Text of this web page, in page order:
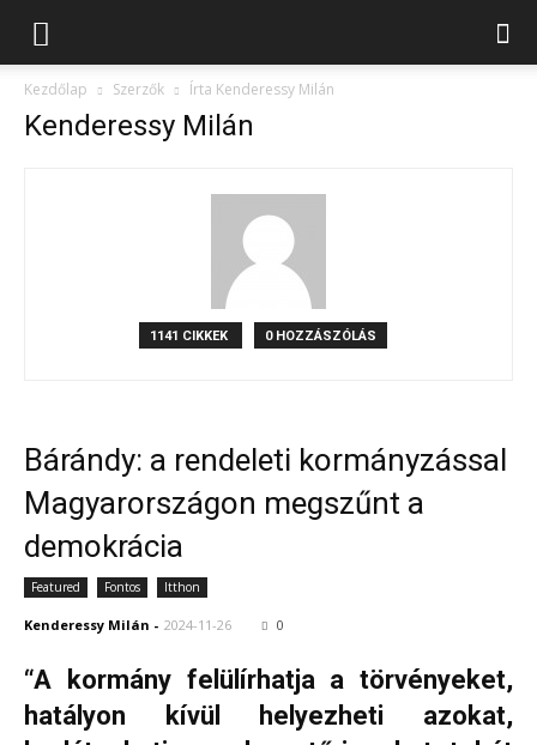
Kezdőlap Szerzők Írta Kenderessy Milán
Kenderessy Milán
1141 CIKKEK 0 HOZZÁSZÓLÁS
Bárándy: a rendeleti kormányzással
Magyarországon megszűnt a
demokrácia
Featured Fontos Itthon
Kenderessy Milán - 2024-11-26 0
“A kormány felülírhatja a törvényeket,
hatályon kívül helyezheti azokat,